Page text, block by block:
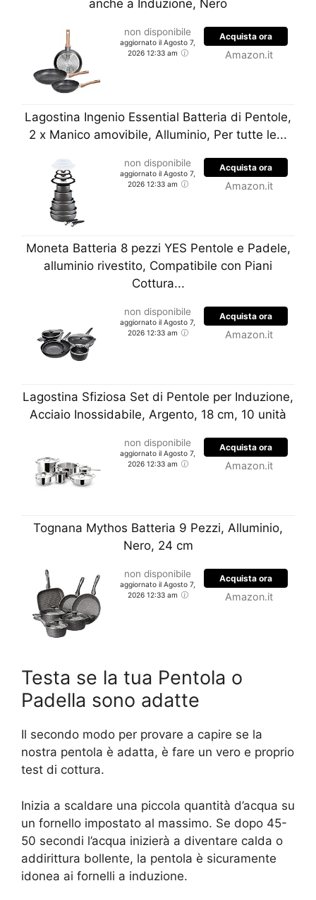
anche a Induzione, Nero
non disponibile
aggiornato il Agosto 7,
2026 12:33 am
Acquista ora
Amazon.it
Lagostina Ingenio Essential Batteria di Pentole,
2 x Manico amovibile, Alluminio, Per tutte le...
non disponibile
aggiornato il Agosto 7,
2026 12:33 am
Acquista ora
Amazon.it
Moneta Batteria 8 pezzi YES Pentole e Padele,
alluminio rivestito, Compatibile con Piani
Cottura...
non disponibile
aggiornato il Agosto 7,
2026 12:33 am
Acquista ora
Amazon.it
Lagostina Sfiziosa Set di Pentole per Induzione,
Acciaio Inossidabile, Argento, 18 cm, 10 unità
non disponibile
aggiornato il Agosto 7,
2026 12:33 am
Acquista ora
Amazon.it
Tognana Mythos Batteria 9 Pezzi, Alluminio,
Nero, 24 cm
non disponibile
aggiornato il Agosto 7,
2026 12:33 am
Acquista ora
Amazon.it
Testa se la tua Pentola o
Padella sono adatte
Il secondo modo per provare a capire se la
nostra pentola è adatta, è fare un vero e proprio
test di cottura.
Inizia a scaldare una piccola quantità d’acqua su
un fornello impostato al massimo. Se dopo 45-
50 secondi l’acqua inizierà a diventare calda o
addirittura bollente, la pentola è sicuramente
idonea ai fornelli a induzione.